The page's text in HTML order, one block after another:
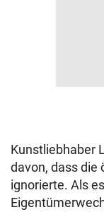
Kunstliebhaber
davon, dass die
ignorierte. Als